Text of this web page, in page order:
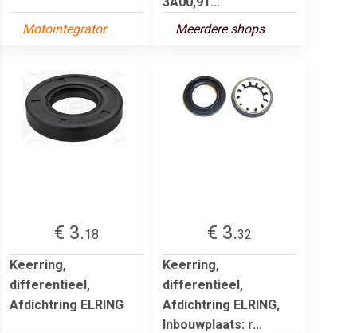
Motointegrator
Meerdere shops
€ 3.18
Keerring,
differentieel,
Afdichtring ELRING
€ 3.32
Keerring,
differentieel,
Afdichtring ELRING,
Inbouwplaats: r...